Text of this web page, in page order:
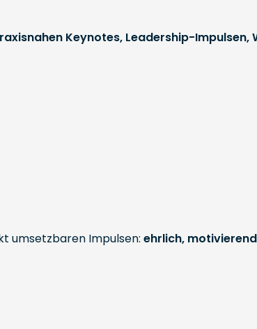
Keynotes, Leadership-Impulsen,
umsetzbaren Impulsen: ehrlich,